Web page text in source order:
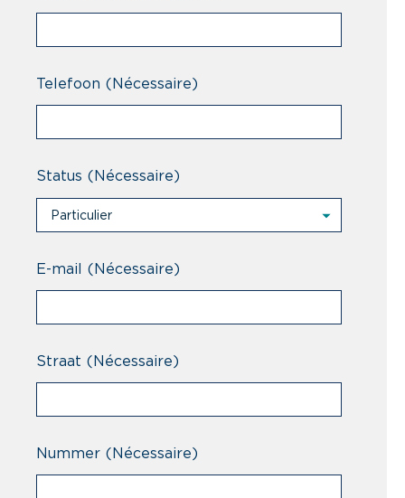
Telefoon (Nécessaire)
Status (Nécessaire)
Particulier
Professional
E-mail (Nécessaire)
Straat (Nécessaire)
Nummer (Nécessaire)